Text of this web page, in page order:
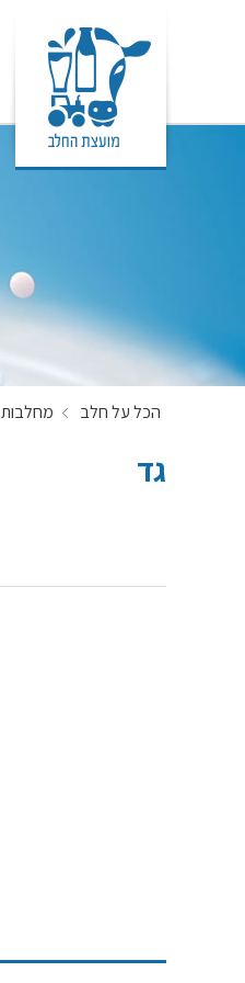
הכל על חלב מחלבות
גד